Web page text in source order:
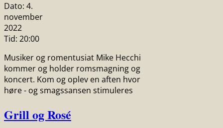
Dato: 4.
november
2022
Tid: 20:00
Musiker og romentusiat Mike Hecchi
kommer og holder romsmagning og
koncert. Kom og oplev en aften hvor
høre - og smagssansen stimuleres
Grill og Rosé